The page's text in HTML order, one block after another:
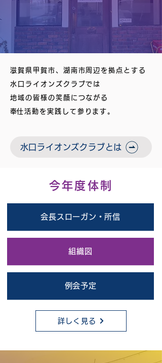
滋賀県甲賀市、湖南市周辺を拠点とする
水口ライオンズクラブでは
地域の皆様の笑顔につながる
​奉仕活動を実践して参ります。
水口ライオンズクラブとは
今年度体制
会長スローガン・所信
組織図
例会予定
詳しく見る